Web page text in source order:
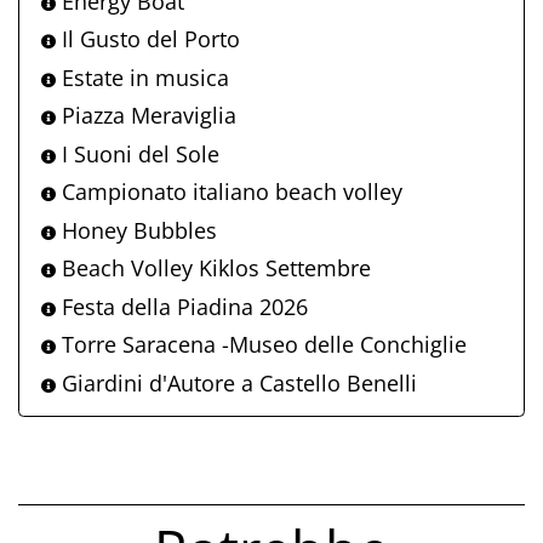
Il Gusto del Porto
Estate in musica
Piazza Meraviglia
I Suoni del Sole
Campionato italiano beach volley
Honey Bubbles
Beach Volley Kiklos Settembre
Festa della Piadina 2026
Torre Saracena -Museo delle Conchiglie
Giardini d'Autore a Castello Benelli